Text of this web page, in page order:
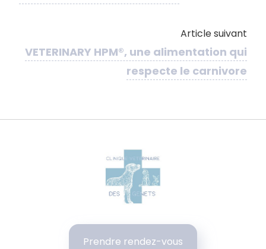
Article suivant
VETERINARY HPM®, une alimentation qui
respecte le carnivore
Prendre rendez-vous